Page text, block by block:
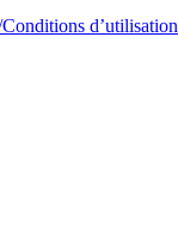
d’utilisation